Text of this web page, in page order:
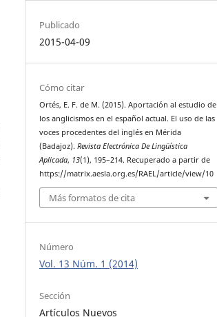
Publicado
2015-04-09
Cómo citar
Ortés, E. F. de M. (2015). Aportación al estudio de
los anglicismos en el español actual. El uso de las
voces procedentes del inglés en Mérida
(Badajoz).Revista Electrónica De Lingüística
Aplicada, 13(1), 195–214. Recuperado a partir de
https://matrix.aesla.org.es/RAEL/article/view/10
Más formatos de cita
Número
Vol. 13 Núm. 1 (2014)
Sección
Artículos Nuevos